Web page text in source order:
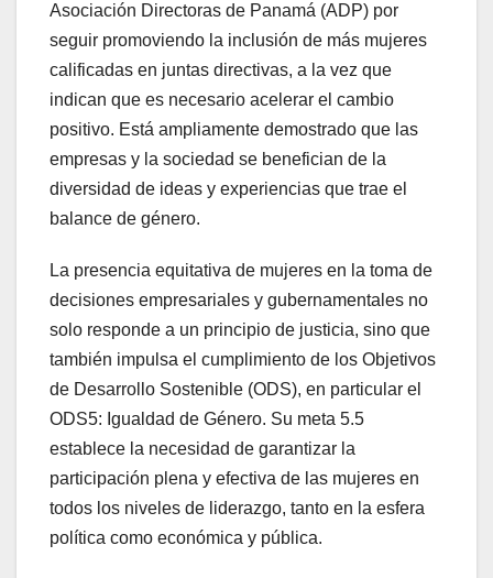
Asociación Directoras de Panamá (ADP) por
seguir promoviendo la inclusión de más mujeres
calificadas en juntas directivas, a la vez que
indican que es necesario acelerar el cambio
positivo. Está ampliamente demostrado que las
empresas y la sociedad se benefician de la
diversidad de ideas y experiencias que trae el
balance de género.
La presencia equitativa de mujeres en la toma de
decisiones empresariales y gubernamentales no
solo responde a un principio de justicia, sino que
también impulsa el cumplimiento de los Objetivos
de Desarrollo Sostenible (ODS), en particular el
ODS5: Igualdad de Género. Su meta 5.5
establece la necesidad de garantizar la
participación plena y efectiva de las mujeres en
todos los niveles de liderazgo, tanto en la esfera
política como económica y pública.